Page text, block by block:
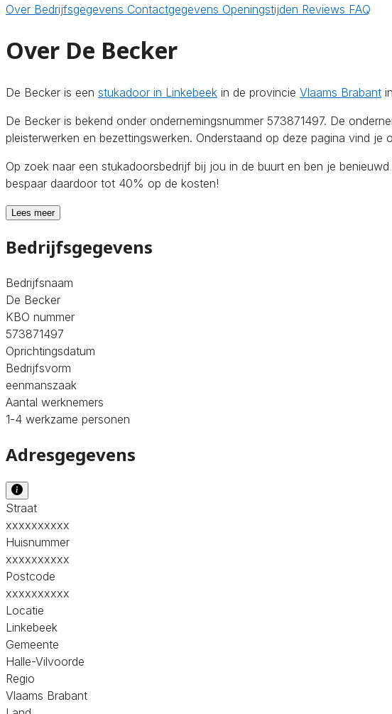
Over Bedrijfsgegevens Contactgegevens Openingstijden Reviews FAQ
Over De Becker
De Becker is een stukadoor in Linkebeek in de provincie Vlaams Brabant
De Becker is bekend onder ondernemingsnummer 573871497. De
pleisterwerken en bezettingswerken. Onderstaand op deze pagina vind
Op zoek naar een stukadoorsbedrijf bij jou in de buurt en ben je
bespaar daardoor tot 40% op de kosten!
Lees meer
Bedrijfsgegevens
Bedrijfsnaam
De Becker
KBO nummer
573871497
Oprichtingsdatum
Bedrijfsvorm
eenmanszaak
Aantal werknemers
1-4 werkzame personen
Adresgegevens
Straat
xxxxxxxxxx
Huisnummer
xxxxxxxxxx
Postcode
xxxxxxxxxx
Locatie
Linkebeek
Gemeente
Halle-Vilvoorde
Regio
Vlaams Brabant